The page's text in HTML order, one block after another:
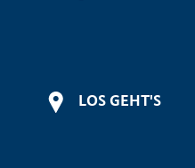
LOS GEHT'S